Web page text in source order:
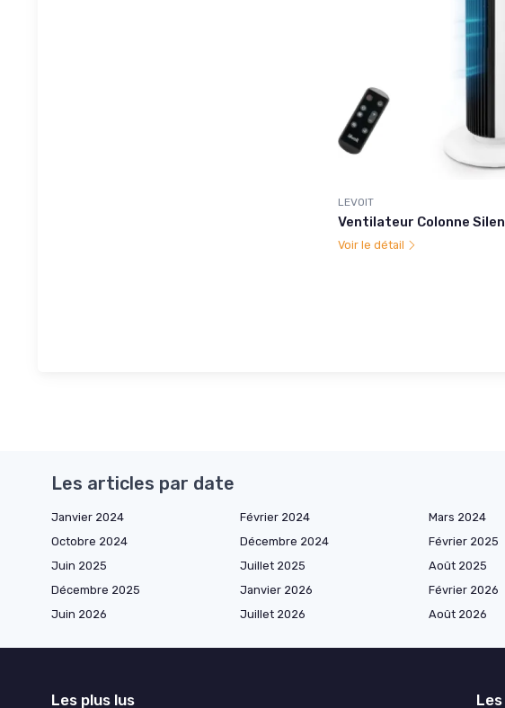
LEVOIT
Ventilateur Colonne
Voir le détail
Les articles par date
Janvier 2024 Février 2024 Mars 2024
Octobre 2024
Décembre 2024 Février 2025
Juin 2025
Juillet 2025 Août 2025
Décembre 2025
Janvier 2026 Février 2026
Juin 2026
Juillet 2026 Août 2026
Les plus lus